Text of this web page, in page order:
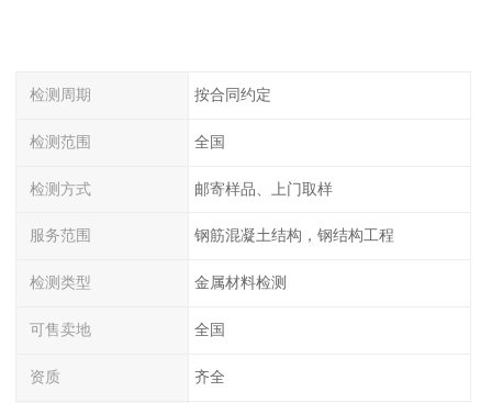
检测周期 按合同约定
检测范围 全国
检测方式 邮寄样品、上门取样
服务范围 钢筋混凝土结构，钢结构工程
检测类型 金属材料检测
可售卖地 全国
资质 齐全